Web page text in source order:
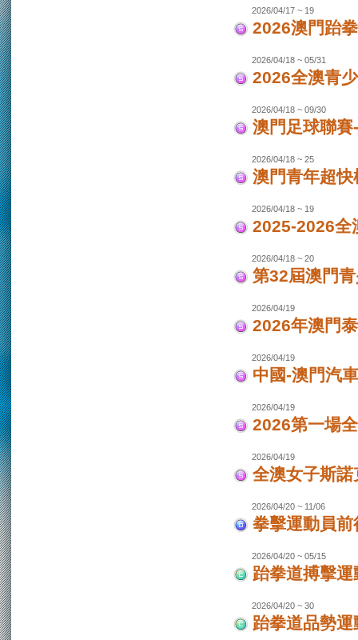
2026/04/17 ~ 19
2026澳門跆
2026/04/18 ~ 05/31
2026全澳青
2026/04/18 ~ 09/30
澳門足球聯
2026/04/18 ~ 25
澳門青年超快
2026/04/18 ~ 19
2025-2026全
2026/04/18 ~ 20
第32屆澳門
2026/04/19
2026年澳門
2026/04/19
中國-澳門汽
2026/04/19
2026第一場
2026/04/19
全澳女子斯諾
2026/04/20 ~ 11/06
拳擊運動員
2026/04/20 ~ 05/15
跆拳道搏擊
2026/04/20 ~ 30
跆拳道品勢